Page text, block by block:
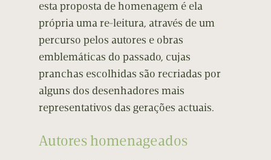
esta proposta de homenagem é ela
própria uma re-leitura, através de um
percurso pelos autores e obras
emblemáticas do passado, cujas
pranchas escolhidas são recriadas por
alguns dos desenhadores mais
representativos das gerações actuais.
Autores homenageados